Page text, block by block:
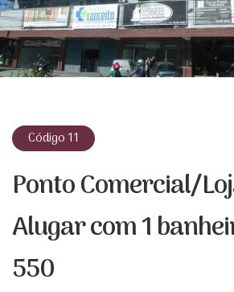
Código 11
Ponto Comercial/
Alugar com 1
550